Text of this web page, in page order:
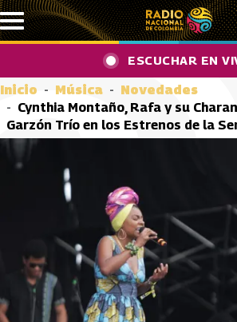
Pasar al contenido principal
ESCUCHAR EN
Inicio Música
Novedades
Cynthia Montaño, Rafa y su
Garzón Trío en los Estrenos de la